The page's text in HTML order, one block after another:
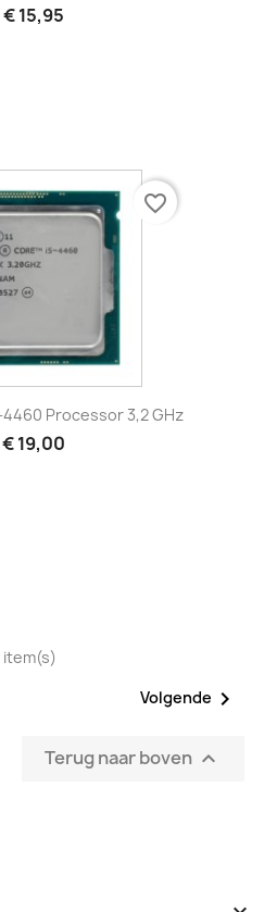
€ 15,95
Processor 3,2 GHz
€ 19,00
favorite_border
item(s)
Volgende 
Terug naar boven 